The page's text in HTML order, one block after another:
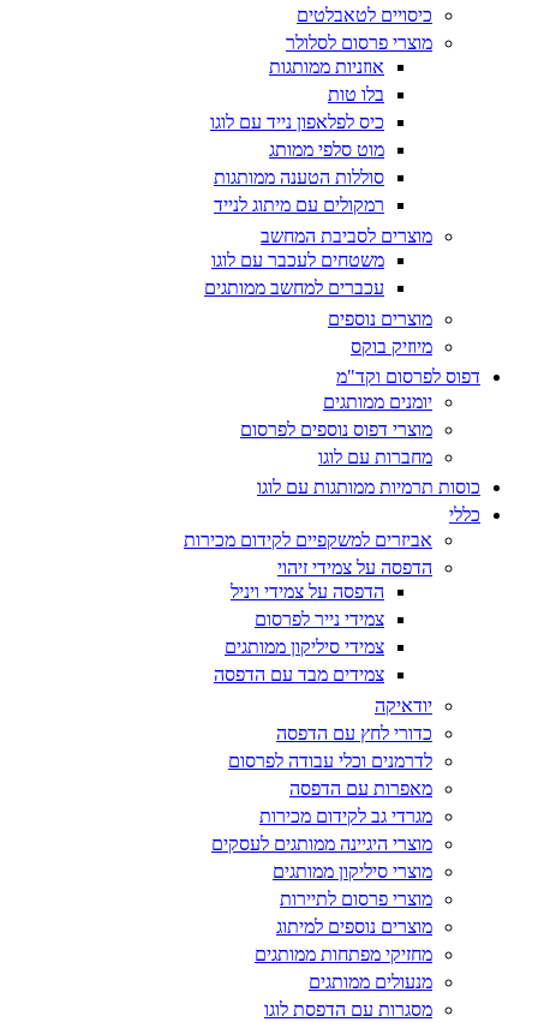
כיסויים לטאבלטים
מוצרי פרסום לסלולר
אוזניות ממותגות
בלו טות
כיס לפלאפון נייד עם לוגו
מוט סלפי ממותג
סוללות הטענה ממותגות
רמקולים עם מיתוג לנייד
מוצרים לסביבת המחשב
משטחים לעכבר עם לוגו
עכברים למחשב ממותגים
מוצרים נוספים
מיוזיק בוקס
דפוס לפרסום וקד"מ
יומנים ממותגים
מוצרי דפוס נוספים לפרסום
מחברות עם לוגו
כוסות תרמיות ממותגות עם לוגו
כללי
אביזרים למשקפיים לקידום מכירות
הדפסה על צמידי זיהוי
הדפסה על צמידי ויניל
צמידי נייר לפרסום
צמידי סיליקון ממותגים
צמידים מבד עם הדפסה
יודאיקה
כדורי לחץ עם הדפסה
לדרמנים וכלי עבודה לפרסום
מאפרות עם הדפסה
מגרדי גב לקידום מכירות
מוצרי היגיינה ממותגים לעסקים
מוצרי סיליקון ממותגים
מוצרי פרסום לתיירות
מוצרים נוספים למיתוג
מחזיקי מפתחות ממותגים
מנעולים ממותגים
מסגרות עם הדפסת לוגו